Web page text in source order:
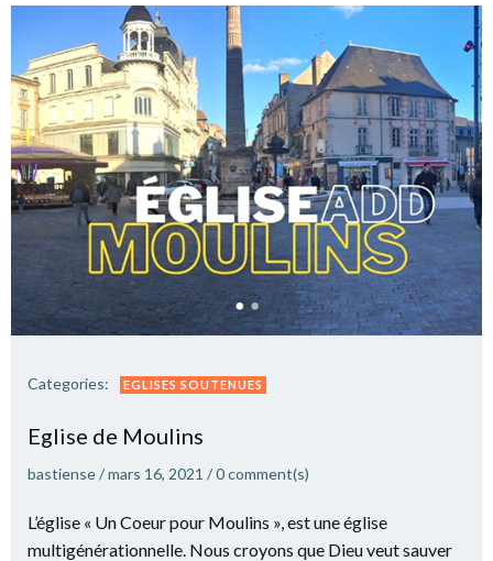
Categories: EGLISES SOUTENUES
Eglise de Moulins
bastiense/mars 16, 2021 /0comment(s)
L’église « Un Coeur pour Moulins », est une église
multigénérationnelle. Nous croyons que Dieu veut sauver